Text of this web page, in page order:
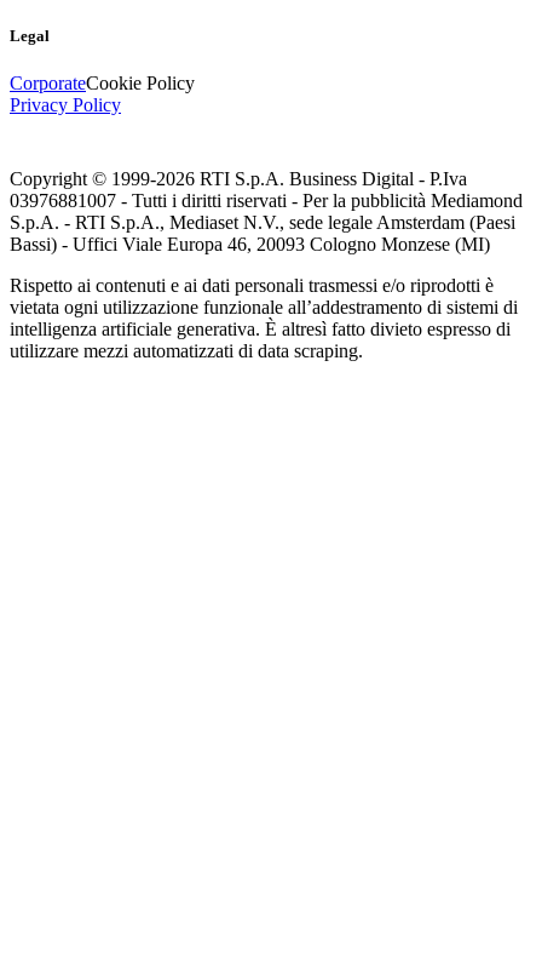
Legal
CorporateCookie Policy
Privacy Policy
Copyright © 1999-2026 RTI S.p.A. Business Digital - P.Iva
03976881007 - Tutti i diritti riservati - Per la pubblicità Mediamond
S.p.A. - RTI S.p.A., Mediaset N.V., sede legale Amsterdam (Paesi
Bassi) - Uffici Viale Europa 46, 20093 Cologno Monzese (MI)
Rispetto ai contenuti e ai dati personali trasmessi e/o riprodotti è
vietata ogni utilizzazione funzionale all’addestramento di sistemi di
intelligenza artificiale generativa. È altresì fatto divieto espresso di
utilizzare mezzi automatizzati di data scraping.